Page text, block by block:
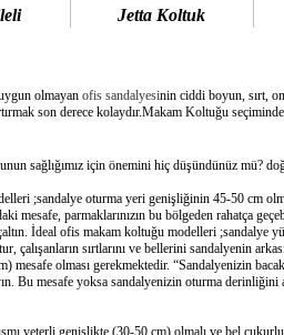
Jetta Koltuk
olmayan ofis sandalyesinin ciddi boyun, sırt,
son derece kolaydır.Makam Koltuğu
sağlığımız için önemini hiç düşündünüz mü?
;sandalye oturma yeri genişliğinin 45-50 cm
mesafe, parmaklarınızın bu bölgeden rahatça
İdeal ofis makam koltuğu modelleri ;sandalye
sırtlarını ve bellerini sandalyenin
olması gerekmektedir. “Sandalyenizin
Bu mesafe yoksa sandalyenizin oturma derinliğini
yeterli genişlikte (30-50 cm) olmalı ve bel